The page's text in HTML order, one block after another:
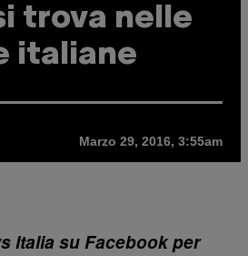
trova nelle
italiane
Marzo 29, 2016, 3:55am
Italia su Facebook per